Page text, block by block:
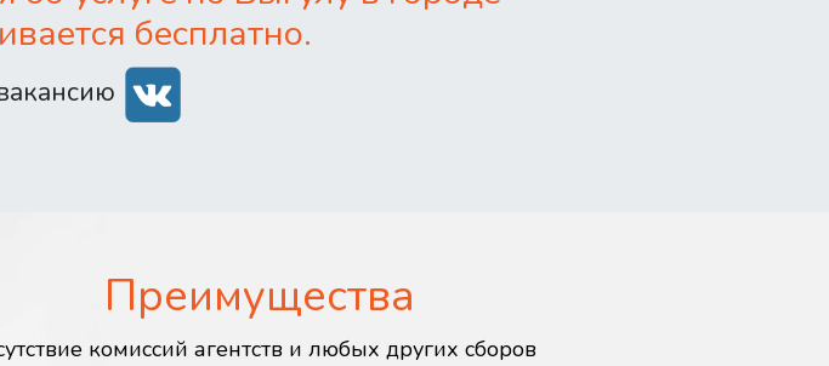
бесплатно.
Преимущества
комиссий агентств и любых других сборов